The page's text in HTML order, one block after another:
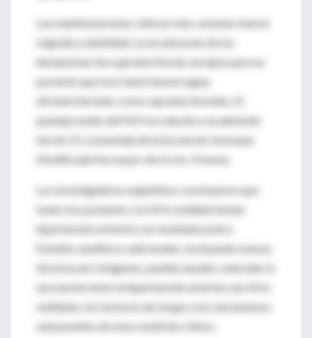
Las manifestaciones clínicas más comunes fueron
migraña y debilidad. La localización de los
hematomas fue supraterritorial, excepto para un
paciente que tuvo tanto hemorragias
infraterritoriales como supraterritoriales. El
puntaje medio del NHI en relación a la admisión
fue de 15 y el puntaje de la Escala de Jerarquía
Modificada fue mayor de 4 a los 3 meses.
Los investigadores argentinos concluyeron que
todos los pacientes con SIHs múltiple tenían
hipertensión arterial y un resultado pobre.
Estudios analíticos adicionales, incluyendo nuevas
técnicas por imágenes, pueden ayudar a elucidar la
asociación entre la hipertensión arterial y las SIHs
múltiples, los factores de riesgo y los mecanismos
subyacentes de esta condición clínica.